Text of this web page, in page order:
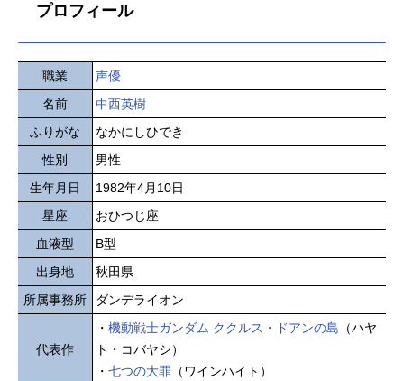
プロフィール
職業
声優
名前
中西英樹
ふりがな
なかにしひでき
性別
男性
生年月日
1982年4月10日
星座
おひつじ座
血液型
B型
出身地
秋田県
所属事務所
ダンデライオン
代表作
・ 機動戦士ガンダム ククルス・ドアンの島 （ハヤ
ト・コバヤシ）
・ 七つの大罪 （ワインハイト）